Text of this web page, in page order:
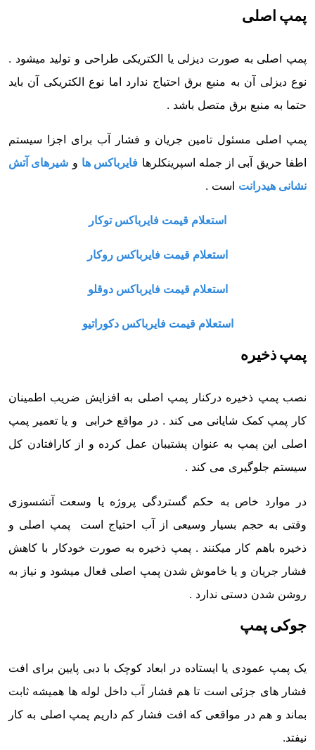
پمپ اصلی
پمپ اصلی به صورت دیزلی یا الکتریکی طراحی و تولید میشود .
نوع دیزلی آن به منبع برق احتیاج ندارد اما نوع الکتریکی آن باید
حتما به منبع برق متصل باشد .
پمپ اصلی مسئول تامین جریان و فشار آب برای اجزا سیستم
اطفا حریق آبی از جمله اسپرینکلرها فایرباکس ها و شیرهای آتش
نشانی هیدرانت است .
استعلام قیمت فایرباکس توکار
استعلام قیمت فایرباکس روکار
استعلام قیمت فایرباکس دوقلو
استعلام قیمت فایرباکس دکوراتیو
پمپ ذخیره
نصب پمپ ذخیره درکنار پمپ اصلی به افزایش ضریب اطمینان
کار پمپ کمک شایانی می کند . در مواقع خرابی و یا تعمیر پمپ
اصلی این پمپ به عنوان پشتیبان عمل کرده و از کارافتادن کل
سیستم جلوگیری می کند .
در موارد خاص به حکم گستردگی پروژه یا وسعت آتشسوزی
وقتی به حجم بسیار وسیعی از آب احتیاج است پمپ اصلی و
ذخیره باهم کار میکنند . پمپ ذخیره به صورت خودکار با کاهش
فشار جریان و یا خاموش شدن پمپ اصلی فعال میشود و نیاز به
روشن شدن دستی ندارد .
جوکی پمپ
یک پمپ عمودی یا ایستاده در ابعاد کوچک با دبی پایین برای افت
فشار های جزئی است تا هم فشار آب داخل لوله ها همیشه ثابت
بماند و هم در مواقعی که افت فشار کم داریم پمپ اصلی به کار
نیفتد.